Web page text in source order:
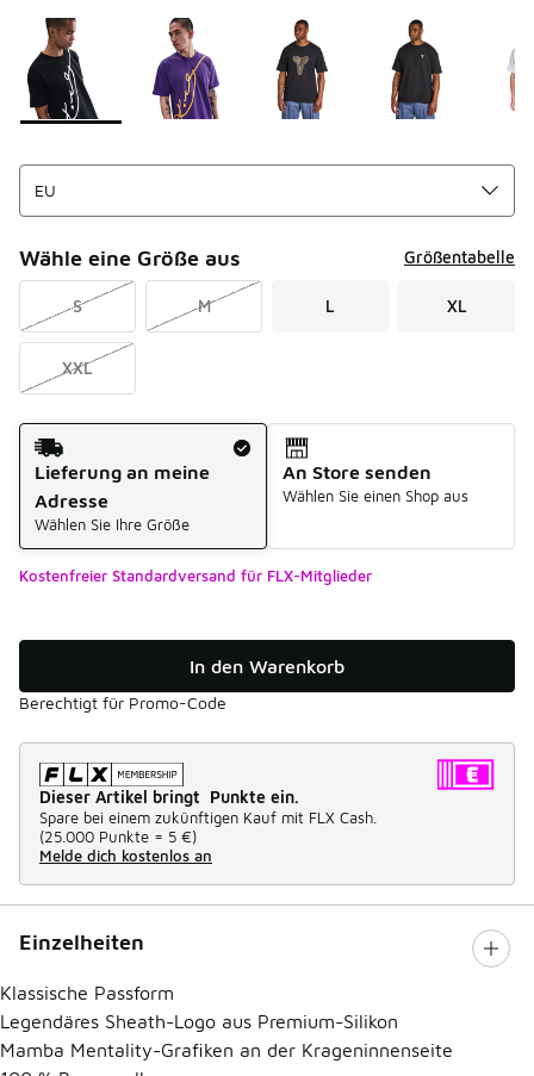
Seite 1 von 1 zeigt die Farben 1 bis 7 von 7 an.
Bitte wählen Sie einen Stil aus
Wähle eine Größe aus Größentabelle
S M L XL
XXL
Versandart
Lieferung an meine
Adresse
Wählen Sie Ihre Größe
An Store senden
Wählen Sie einen Shop aus
Kostenfreier Standardversand für FLX-Mitglieder
In den Warenkorb
Berechtigt für Promo-Code
Dieser Artikel bringt Punkte ein.
Spare bei einem zukünftigen Kauf mit FLX Cash.
(25.000 Punkte = 5 €)
Melde dich kostenlos an
Einzelheiten
Klassische Passform
Legendäres Sheath-Logo aus Premium-Silikon
Mamba Mentality-Grafiken an der Krageninnenseite